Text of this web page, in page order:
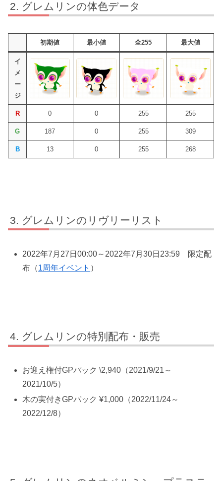
グレムリンの体色データ
初期値 最小値 全255 最大値
イ
メ
ー
ジ
R 0 0 255 255
G 187 0 255 309
B 13 0 255 268
グレムリンのリヴリーリスト
2022年7月27日00:00～2022年7月30日23:59 限定配
布（1周年イベント ）
グレムリンの特別配布・販売
お迎え権付GPパック \2,940（2021/9/21～
2021/10/5）
木の実付きGPパック ¥1,000（2022/11/24～
2022/12/8）